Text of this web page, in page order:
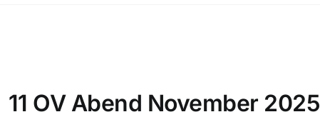
11 OV Abend November 2025